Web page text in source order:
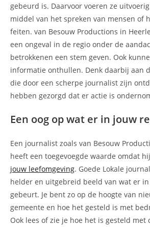
gebeurd is. Daarvoor voeren ze
middel van het spreken van mensen of
feiten. van Besouw Productions in
een ongeval in de regio onder de
betrokkenen een stem geven. Ook
informatie onthullen. Denk daarbij aan
die door een scherpe journalist zijn
hebben gezorgd dat er actie is
Een oog op wat er in jouw
Een journalist zoals van Besouw
heeft een toegevoegde waarde omdat hij
jouw leefomgeving. Goede Lokale
helder en uitgebreid beeld van wat er
gebeurt. Je bent zo op de hoogte van
gemeente en hoe het gesteld is met
Ook lees of zie je hoe het is gesteld